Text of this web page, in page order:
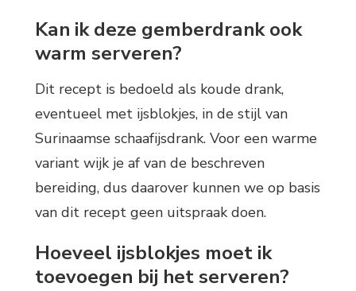
Kan ik deze gemberdrank ook
warm serveren?
Dit recept is bedoeld als koude drank,
eventueel met ijsblokjes, in de stijl van
Surinaamse schaafijsdrank. Voor een warme
variant wijk je af van de beschreven
bereiding, dus daarover kunnen we op basis
van dit recept geen uitspraak doen.
Hoeveel ijsblokjes moet ik
toevoegen bij het serveren?